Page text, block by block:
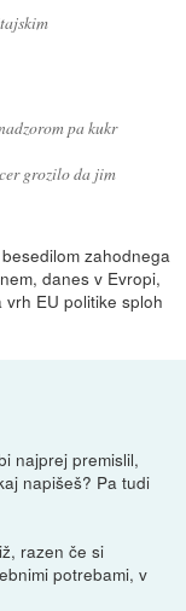
pa kukr
grozilo da jim
zahodnega
danes v Evropi,
EU politike sploh
najprej premislil,
napišeš? Pa tudi
razen če si
potrebami, v